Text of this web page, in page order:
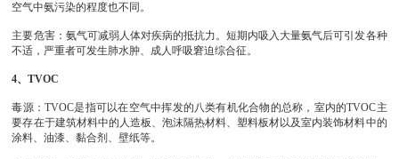
空气中氨污染的程度也不同。
主要危害：氨气可减弱人体对疾病的抵抗力。短期内吸入大量氨气后可引发各种
不适，严重者可发生肺水肿、成人呼吸窘迫综合征。
4、TVOC
毒源：TVOC是指可以在空气中挥发的八类有机化合物的总称，室内的TVOC主
要存在于建筑材料中的人造板、泡沫隔热材料、塑料板材以及室内装饰材料中的
涂料、油漆、黏合剂、壁纸等。